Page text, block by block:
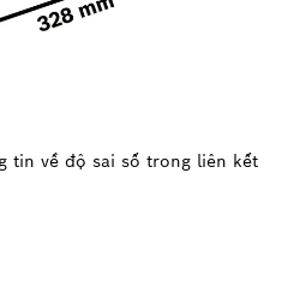
tin về độ sai số trong liên kết